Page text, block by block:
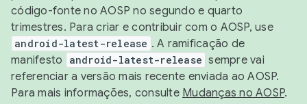
código-fonte no AOSP no segundo e quarto
trimestres. Para criar e contribuir com o AOSP, use
android-latest-release . A ramificação de
manifesto
android-latest-release sempre vai
referenciar a versão mais recente enviada ao AOSP.
Para mais informações, consulte Mudanças no AOSP.